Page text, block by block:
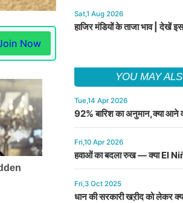
Now
Sat,1 Aug 2026
हाजिर मंडियों के ताजा भाव | देखें इस
YOU MAY
Tue,14 Apr 2026
92% बारिश का अनुमान,क्या आने
Fri,10 Apr 2026
हवाओं का बदला रुख — क्या El
Fri,3 Oct 2025
धान की सरकारी खऱीद को लेकर